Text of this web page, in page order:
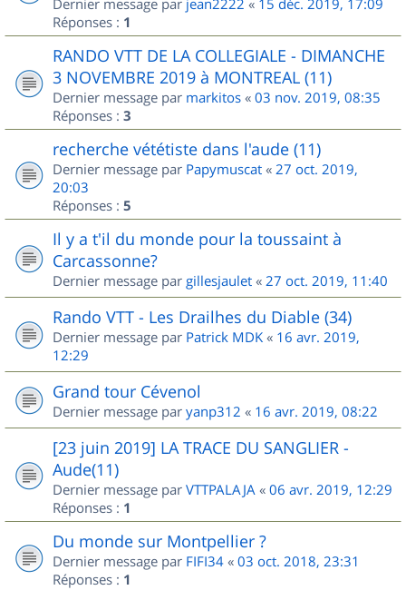
Réponses : 1
RANDO VTT DE LA COLLEGIALE - DIMANCHE
3 NOVEMBRE 2019 à MONTREAL (11)
Dernier message par markitos « 03 nov. 2019, 08:35
Réponses : 3
recherche vététiste dans l'aude (11)
Dernier message par Papymuscat « 27 oct. 2019,
20:03
Réponses : 5
Il y a t'il du monde pour la toussaint à
Carcassonne?
Dernier message par gillesjaulet « 27 oct. 2019, 11:40
Rando VTT - Les Drailhes du Diable (34)
Dernier message par Patrick MDK « 16 avr. 2019,
12:29
Grand tour Cévenol
Dernier message par yanp312 « 16 avr. 2019, 08:22
[23 juin 2019] LA TRACE DU SANGLIER -
Aude(11)
Dernier message par VTTPALAJA « 06 avr. 2019, 12:29
Réponses : 1
Du monde sur Montpellier ?
Dernier message par FIFI34 « 03 oct. 2018, 23:31
Réponses : 1